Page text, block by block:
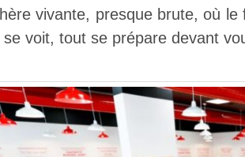
vivante, presque brute, où
voit, tout se prépare devant